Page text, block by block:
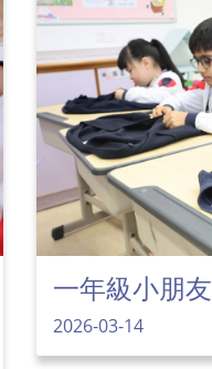
一年級小朋
2026-03-14